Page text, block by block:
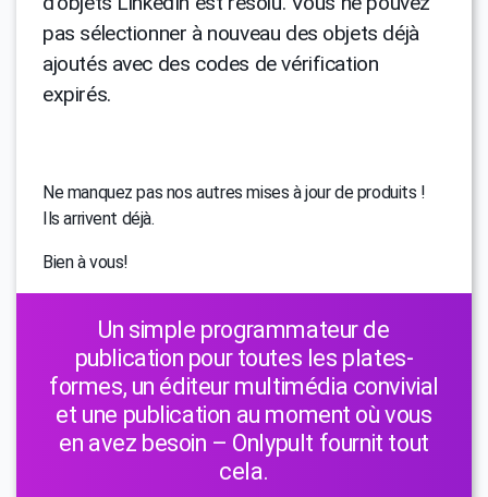
pas sélectionner à nouveau des objets déjà
ajoutés avec des codes de vérification
expirés.
Ne manquez pas nos autres mises à jour de produits !
Ils arrivent déjà.
Bien à vous!
Un simple programmateur de
publication pour toutes les plates-
formes, un éditeur multimédia convivial
et une publication au moment où vous
en avez besoin – Onlypult fournit tout
cela.